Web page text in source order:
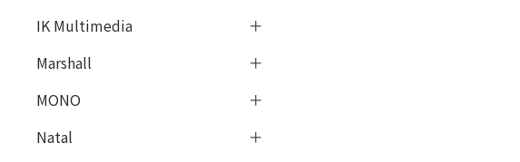
IK Multimedia
Marshall
MONO
Natal